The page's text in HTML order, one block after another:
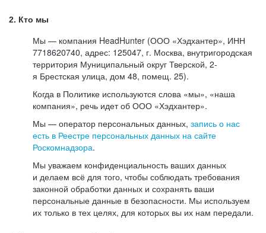
2. Кто мы
Мы — компания HeadHunter (ООО «Хэдхантер», ИНН
7718620740, адрес: 125047, г. Москва, внутригородская
территория Муниципальный округ Тверской, 2-
я Брестская улица, дом 48, помещ. 25).
Когда в Политике используются слова «мы», «наша
компания», речь идет об ООО «Хэдхантер».
Мы — оператор персональных данных, запись о нас
есть в Реестре персональных данных на сайте
Роскомнадзора.
Мы уважаем конфиденциальность ваших данных
и делаем всё для того, чтобы соблюдать требования
законной обработки данных и сохранять ваши
персональные данные в безопасности. Мы используем
их только в тех целях, для которых вы их нам передали.